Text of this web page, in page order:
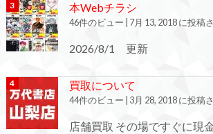
本Webチラシ
46件のビュー 7月 13, 2018 に投稿
2026/8/1 更新
買取について
44件のビュー 3月 28, 2018 に投稿
店舗買取 その場ですぐに現